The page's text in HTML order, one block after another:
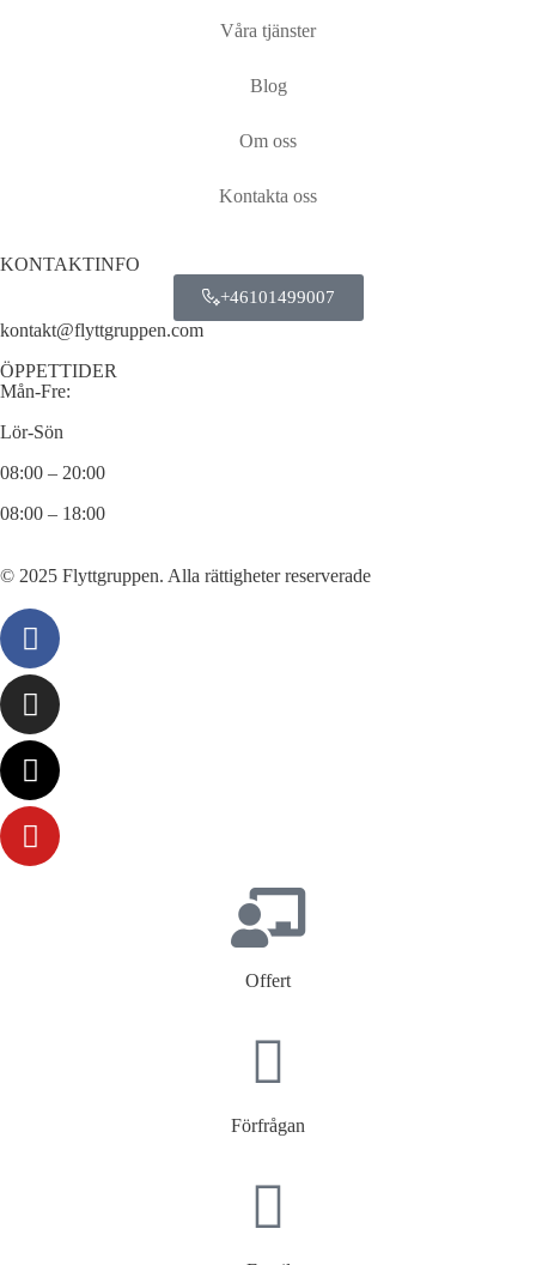
Våra tjänster
Blog
Om oss
Kontakta oss
KONTAKTINFO
+46101499007
kontakt@flyttgruppen.com
ÖPPETTIDER
Mån-Fre:
Lör-Sön
08:00 – 20:00
08:00 – 18:00
© 2025 Flyttgruppen. Alla rättigheter reserverade
Offert
Förfrågan